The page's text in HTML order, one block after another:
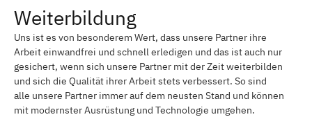
Weiterbildung
Uns ist es von besonderem Wert, dass unsere Partner ihre
Arbeit einwandfrei und schnell erledigen und das ist auch nur
gesichert, wenn sich unsere Partner mit der Zeit weiterbilden
und sich die Qualität ihrer Arbeit stets verbessert. So sind
alle unsere Partner immer auf dem neusten Stand und können
mit modernster Ausrüstung und Technologie umgehen.